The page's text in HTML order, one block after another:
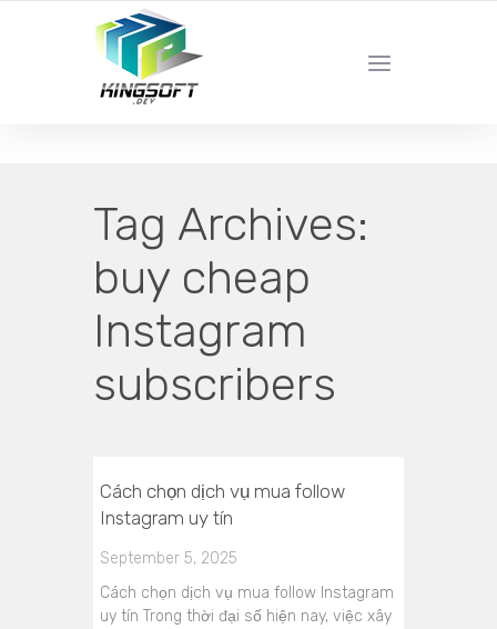
YOUR LOCAL DIGITAL MARKETING AGENCY
Tag Archives:
buy cheap
Instagram
subscribers
Cách chọn dịch vụ mua follow
Instagram uy tín
September 5, 2025
Cách chọn dịch vụ mua follow Instagram
uy tín Trong thời đại số hiện nay, việc xây